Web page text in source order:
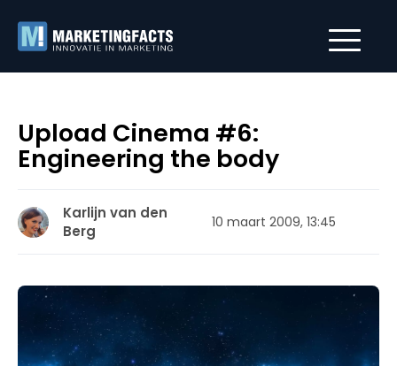
Upload Cinema #6:
Engineering the body
Karlijn van den
Berg
10 maart 2009, 13:45